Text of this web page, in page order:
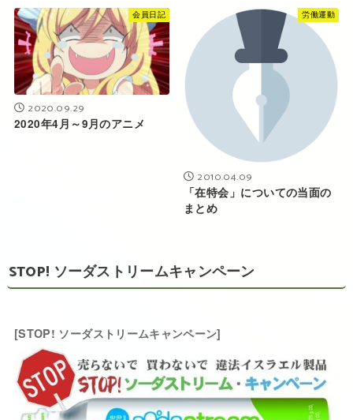
会員日記
2020.09.29
2020年4月～9月のアニメ
労働運動
2010.04.09
「在特会」についての当面の
まとめ
STOP! ソーダストリームキャンペーン
[STOP! ソーダストリームキャンペーン]